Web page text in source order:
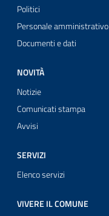
Politici
Personale amministrativo
Documenti e dati
NOVITÀ
Notizie
Comunicati stampa
Avvisi
SERVIZI
Elenco servizi
VIVERE IL COMUNE